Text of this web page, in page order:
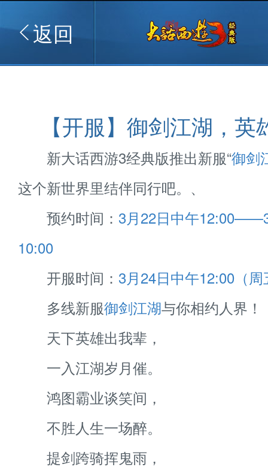
返回
【开服】御剑江湖，英
新大话西游3经典版推出新服“御剑
这个新世界里结伴同行吧。、
预约时间： 3月22日中午
10:00
开服时间： 3月24日中午12:00（周
多线新服御剑江湖与你相约人界！
天下英雄出我辈，
一入江湖岁月催。
鸿图霸业谈笑间，
不胜人生一场醉。
提剑跨骑挥鬼雨，